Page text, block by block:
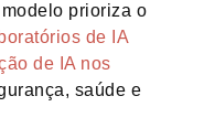
prioriza o
de IA
de IA nos
saúde e